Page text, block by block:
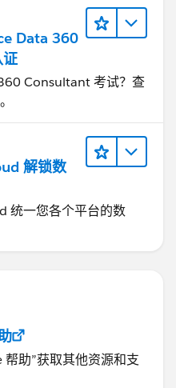
Data 360
Consultant 考试？查
解锁数
统一您各个平台的数
帮助”获取其他资源和支